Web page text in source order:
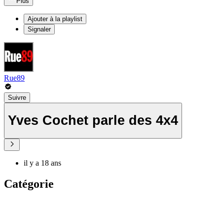
Ajouter à la playlist
Signaler
Rue89
Suivre
Yves Cochet parle des 4x4
il y a 18 ans
Catégorie